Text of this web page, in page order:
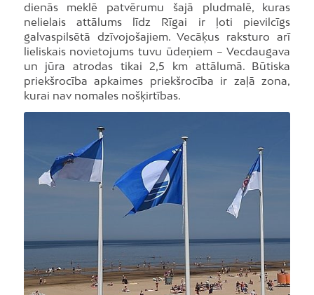
dienās meklē patvērumu šajā pludmalē, kuras
nelielais attālums līdz Rīgai ir ļoti pievilcīgs
galvaspilsētā dzīvojošajiem. Vecāķus raksturo arī
lieliskais novietojums tuvu ūdeņiem – Vecdaugava
un jūra atrodas tikai 2,5 km attālumā. Būtiska
priekšrocība apkaimes priekšrocība ir zaļā zona,
kurai nav nomales nošķirtības.
Foto: R.Kokšarovs